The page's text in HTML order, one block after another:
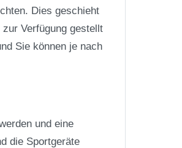
Dies geschieht
Verfügung gestellt
Sie können je nach
und eine
die Sportgeräte